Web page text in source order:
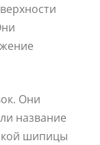
Они
название
шипицы